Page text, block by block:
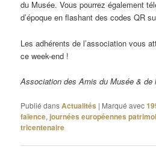
du Musée. Vous pourrez également
d’époque en flashant des codes QR
Les adhérents de l’association vous
ce week-end !
Association des Amis du Musée &
Publié dansActualités | Marqué avec
faïence,journées européennes
tricentenaire